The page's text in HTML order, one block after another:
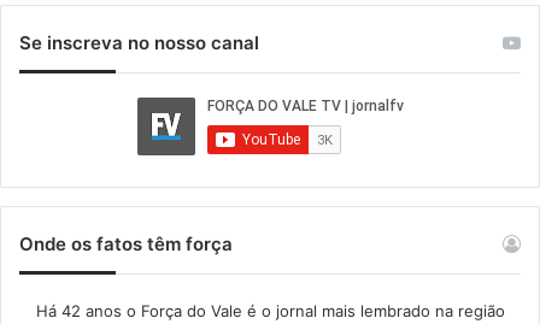
Se inscreva no nosso canal
Onde os fatos têm força
Há 42 anos o Força do Vale é o jornal mais lembrado na região